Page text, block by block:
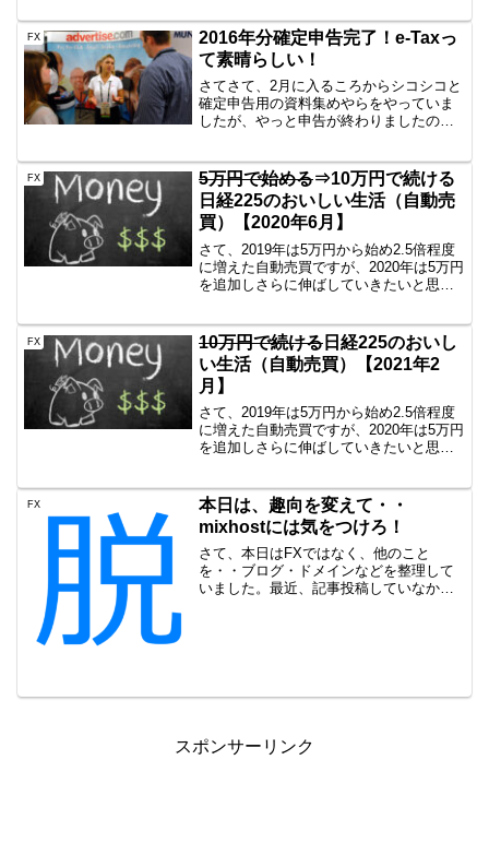
で2019年1月より自動売買を始めました。
資金はな...
FX
2016年分確定申告完了！e-Taxっ
て素晴らしい！
さてさて、2月に入るころからシコシコと
確定申告用の資料集めやらをやっていま
したが、やっと申告が終わりましたの
で出向いて渡してきたのですが、あっさ
りすぎてビビりました...
FX 5万円で始める⇒10万円で続ける
日経225のおいしい生活（自動売
買）【2020年6月】
さて、2019年は5万円から始め2.5倍程度
に増えた自動売買ですが、2020年は5万円
を追加しさらに伸ばしていきたいと思い
んかで日経225買えるわけないでしょ？
頭...
FX 10万円で続ける 日経225のおいし
い生活（自動売買）【2021年2
月】
さて、2019年は5万円から始め2.5倍程度
に増えた自動売買ですが、2020年は5万円
を追加しさらに伸ばしていきたいと思い
んかで日経225買えるわけないでしょ？
頭...
FX
本日は、趣向を変えて・・
mixhostには気をつけろ！
さて、本日はFXではなく、他のこと
を・・ブログ・ドメインなどを整理して
いました。最近、記事投稿していなかっ
スポンサーリンク